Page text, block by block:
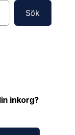
Sök
inkorg?